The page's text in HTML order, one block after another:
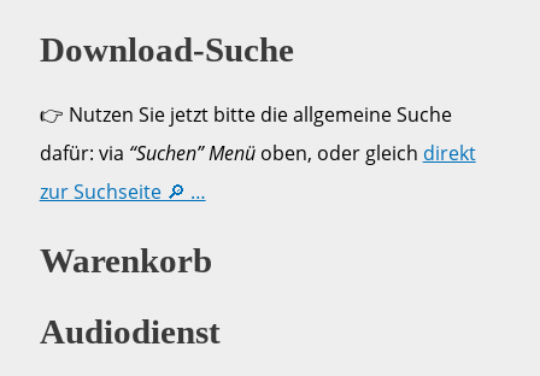
Download-Suche
👉 Nutzen Sie jetzt bitte die allgemeine Suche
dafür: via “Suchen” Menüoben, oder gleich direkt
zur Suchseite 🔎 …
Warenkorb
Audiodienst